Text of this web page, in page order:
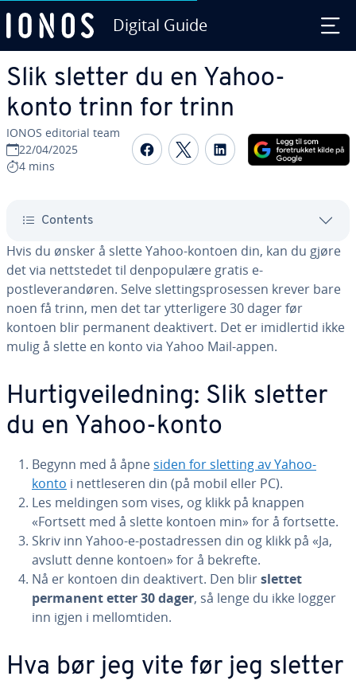
Digital Guide
Slik sletter du en Yahoo-
konto trinn for trinn
IONOS editorial team
22/04/2025
4 mins
Share on Facebook
Share on Twitter
Share on
Contents
Hvis du ønsker å slette Yahoo-kontoen din, kan du gjøre
det via nettstedet til denpopulære gratis e-
postleverandøren. Selve slettingsprosessen krever bare
noen få trinn, men det tar ytterligere 30 dager før
kontoen blir permanent deaktivert. Det er imidlertid ikke
mulig å slette en konto via Yahoo Mail-appen.
Hurtigveiledning: Slik sletter
du en Yahoo-konto
Begynn med å åpne siden for sletting av Yahoo-
konto i nettleseren din (på mobil eller PC).
Les meldingen som vises, og klikk på knappen
«Fortsett med å slette kontoen min» for å fortsette.
Skriv inn Yahoo-e-postadressen din og klikk på «Ja,
avslutt denne kontoen» for å bekrefte.
Nå er kontoen din deaktivert. Den blirslettet
permanent etter 30 dager, så lenge du ikke logger
inn igjen i mellomtiden.
Hva bør jeg vite før jeg sletter